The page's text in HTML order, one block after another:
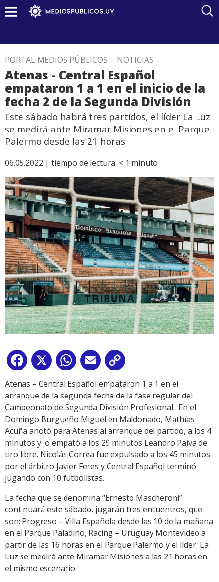
PORTAL MEDIOS PÚBLICOS . NOTICIAS .
Atenas - Central Español
empataron 1 a 1 en el inicio de la
fecha 2 de la Segunda División
Este sábado habrá tres partidos, el líder La Luz
se medirá ante Miramar Misiones en el Parque
Palermo desde las 21 horas
06.05.2022 | tiempo de lectura: < 1 minuto
Facebook
X WhatsApp
Email
Link
Atenas – Central Español empataron 1 a 1 en el
arranque de la segunda fecha de la fase regular del
Campeonato de Segunda División Profesional. En el
Domingo Burgueño Miguel en Maldonado, Mathías
Acuña anotó para Atenas al arranque del partido, a los 4
minutos y lo empató a los 29 minutos Leandro Paiva de
tiro libre. Nicolás Correa fue expulsado a los 45 minutos
por el árbitro Javier Feres y Central Español terminó
jugando con 10 futbolistas.
La fecha que se denomina “Ernesto Mascheroni”
continuará este sábado, jugarán tres encuentros, que
son: Progreso – Villa Española desde las 10 de la mañana
en el Parque Paladino, Racing – Uruguay Montevideo a
partir de las 16 horas en el Parque Palermo y el líder, La
Luz se medirá ante Miramar Misiones a las 21 horas en
el mismo escenario.